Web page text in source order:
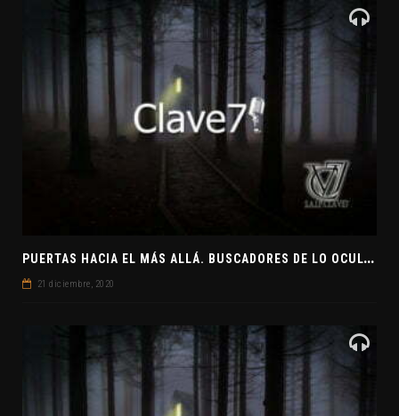
P
UERTAS HACIA EL MÁS ALLÁ. BUSCADORES DE LO OCULTO. EL PENSAMIENTO ABSTRACTO. EVANGELIOS APÓCRIFOS
21 diciembre, 2020